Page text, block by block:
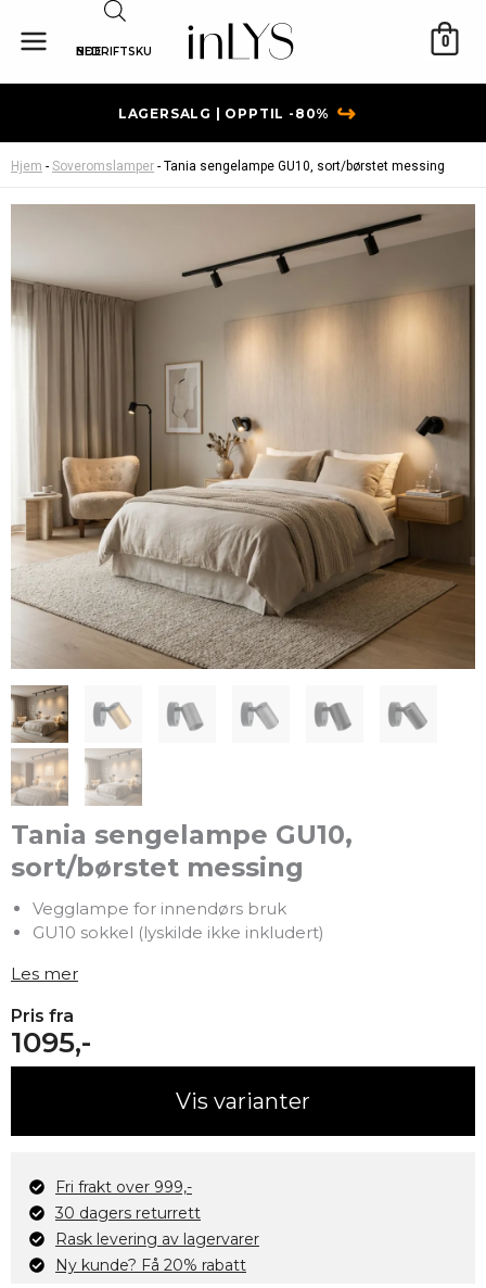
rett
innholdet
BEDRIFTSKUNDE
0
LAGERSALG | OPPTIL -80% ↪
Hjem - Soveromslamper - Tania sengelampe GU10, sort/børstet messing
Tania sengelampe GU10,
sort/børstet messing
Vegglampe for innendørs bruk
GU10 sokkel (lyskilde ikke inkludert)
Les mer
Pris fra
1095,-
Vis varianter
Fri frakt over 999,-
30 dagers returrett
Rask levering av lagervarer
Ny kunde? Få 20% rabatt